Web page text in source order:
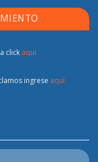
click aquí.
ingrese aquí